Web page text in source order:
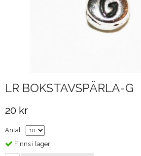
LR BOKSTAVSPÄRLA-G
20 kr
Antal
Finns i lager